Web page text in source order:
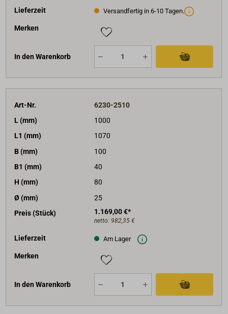
Lieferzeit Versandfertig in 6-10 Tagen.
Merken
In den Warenkorb
Art-Nr.
6230-2510
L (mm)
1000
L1 (mm)
1070
B (mm)
100
B1 (mm)
40
H (mm)
80
Ø (mm)
25
Preis (Stück)
1.169,00 €*
netto: 982,35 €
Lieferzeit Am Lager
Merken
In den Warenkorb